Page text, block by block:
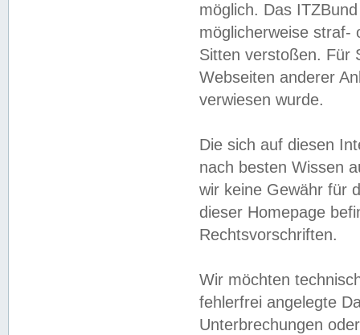
möglich. Das
möglicherweise straf-
Sitten verstoßen. Für
Webseiten anderer
verwiesen wurde.
Die sich auf diesen
nach besten Wissen
wir keine Gewähr für
dieser Homepage
Rechtsvorschriften.
Wir möchten
fehlerfrei angelegte
Unterbrechungen